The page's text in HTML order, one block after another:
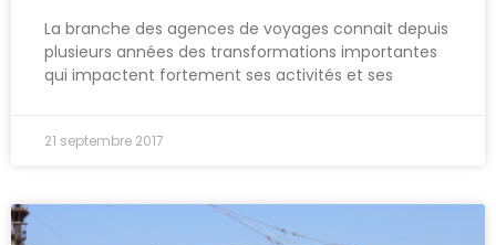
La branche des agences de voyages connait depuis
plusieurs années des transformations importantes
qui impactent fortement ses activités et ses
21 septembre 2017